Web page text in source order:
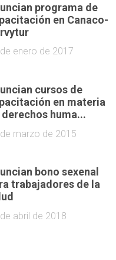
programa de
en Canaco-
enero de 2017
cursos de
en materia
derechos huma...
marzo de 2015
bono sexenal
trabajadores de la
abril de 2018